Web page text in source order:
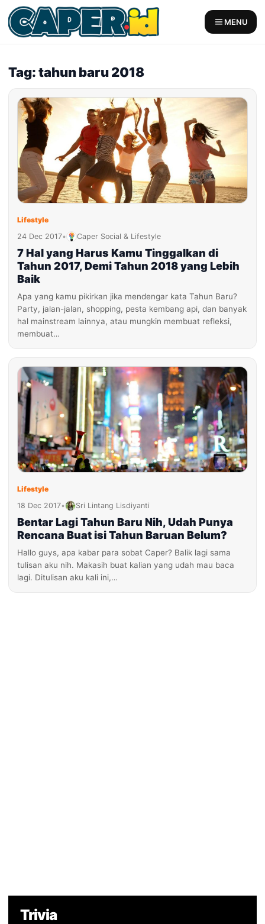
Skip
to
content
MENU
Tag: tahun baru 2018
Lifestyle
24 Dec 2017• Caper Social & Lifestyle
7 Hal yang Harus Kamu Tinggalkan di
Tahun 2017, Demi Tahun 2018 yang Lebih
Baik
Apa yang kamu pikirkan jika mendengar kata Tahun Baru?
Party, jalan-jalan, shopping, pesta kembang api, dan banyak
hal mainstream lainnya, atau mungkin membuat refleksi,
membuat…
Lifestyle
18 Dec 2017• Sri Lintang Lisdiyanti
Bentar Lagi Tahun Baru Nih, Udah Punya
Rencana Buat isi Tahun Baruan Belum?
Hallo guys, apa kabar para sobat Caper? Balik lagi sama
tulisan aku nih. Makasih buat kalian yang udah mau baca
lagi. Ditulisan aku kali ini,…
Trivia